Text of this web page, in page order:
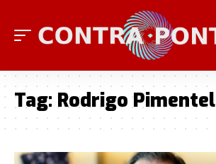
Tag: Rodrigo Pimentel